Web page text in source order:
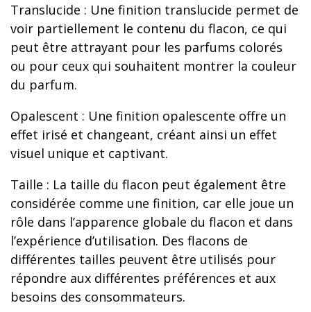
Translucide : Une finition translucide permet de
voir partiellement le contenu du flacon, ce qui
peut être attrayant pour les parfums colorés
ou pour ceux qui souhaitent montrer la couleur
du parfum.
Opalescent : Une finition opalescente offre un
effet irisé et changeant, créant ainsi un effet
visuel unique et captivant.
Taille : La taille du flacon peut également être
considérée comme une finition, car elle joue un
rôle dans l’apparence globale du flacon et dans
l’expérience d’utilisation. Des flacons de
différentes tailles peuvent être utilisés pour
répondre aux différentes préférences et aux
besoins des consommateurs.